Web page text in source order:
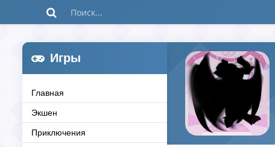
Игры
Главная
Экшен
Приключения